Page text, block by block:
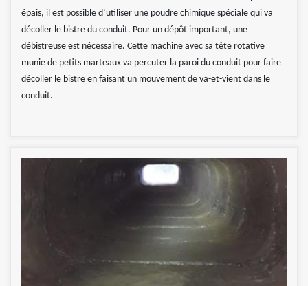
épais, il est possible d’utiliser une poudre chimique spéciale qui va
décoller le bistre du conduit. Pour un dépôt important, une
débistreuse est nécessaire. Cette machine avec sa tête rotative
munie de petits marteaux va percuter la paroi du conduit pour faire
décoller le bistre en faisant un mouvement de va-et-vient dans le
conduit.